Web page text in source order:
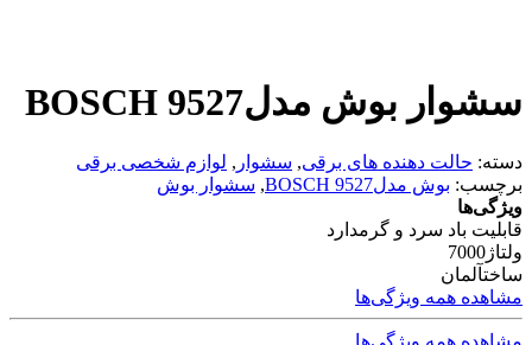
سشوار بوش مدلBOSCH 9527
دسته: حالت دهنده های برقی, سشوار , لوازم شخصی برقی
برچسب: بوش مدلBOSCH 9527 , سشوار بوش
ویژگی‌ها
قابلیت باد سرد و گرمدارد
ولتاژ7000
ساختآلمان
مشاهده همه ویژگی‌ها
مشاهده همه ویژگی‌ها